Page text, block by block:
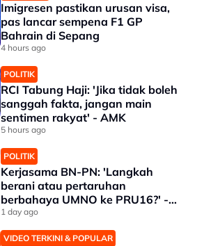
Imigresen pastikan urusan visa,
pas lancar sempena F1 GP
Bahrain di Sepang
4 hours ago
POLITIK
RCI Tabung Haji: 'Jika tidak boleh
sanggah fakta, jangan main
sentimen rakyat' - AMK
5 hours ago
POLITIK
Kerjasama BN-PN: 'Langkah
berani atau pertaruhan
berbahaya UMNO ke PRU16?' -
Hisomuddin
1 day ago
VIDEO TERKINI & POPULAR